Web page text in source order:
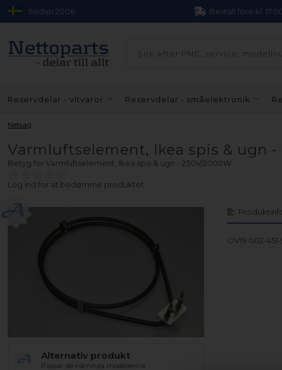
Sedan 2006 Beställ före kl.
Reservdelar - vitvaror Reservdelar - småelektronik
Netsag
Varmluftselement, Ikea spis & ugn -
Betyg förVarmluftselement, Ikea spis & ugn - 230V/2000W
Log ind for at bedømme produktet
Alternativ produkt
Passar de nämnda modellerna.
OV19 002-